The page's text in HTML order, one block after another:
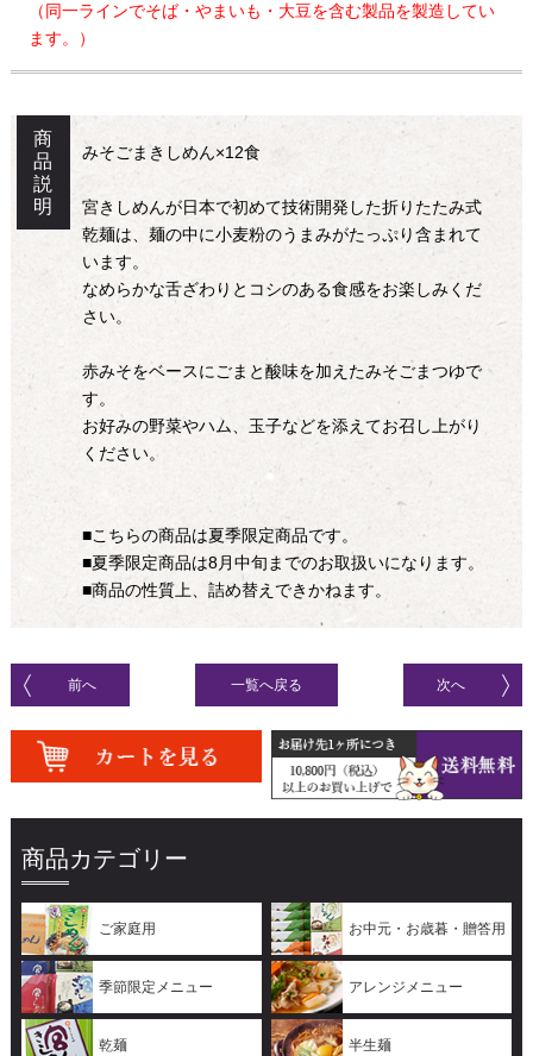
（同一ラインでそば・やまいも・大豆を含む製品を製造してい
ます。）
商
品
説
明
みそごまきしめん×12食
宮きしめんが日本で初めて技術開発した折りたたみ式
乾麺は、麺の中に小麦粉のうまみがたっぷり含まれて
います。
なめらかな舌ざわりとコシのある食感をお楽しみくだ
さい。
赤みそをベースにごまと酸味を加えたみそごまつゆで
す。
お好みの野菜やハム、玉子などを添えてお召し上がり
ください。
■こちらの商品は夏季限定商品です。
■夏季限定商品は8月中旬までのお取扱いになります。
■商品の性質上、詰め替えできかねます。
前へ 一覧へ戻る 次へ
商品カテゴリー
ご家庭用 お中元・お歳暮・贈答用
季節限定メニュー アレンジメニュー
乾麺 半生麺